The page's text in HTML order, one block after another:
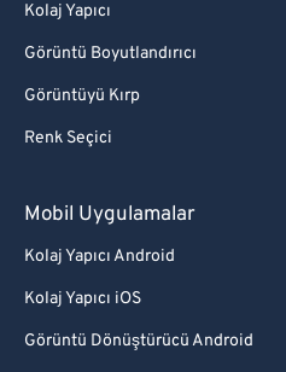
Kolaj Yapıcı
Görüntü Boyutlandırıcı
Görüntüyü Kırp
Renk Seçici
Mobil Uygulamalar
Kolaj Yapıcı Android
Kolaj Yapıcı iOS
Görüntü Dönüştürücü Android